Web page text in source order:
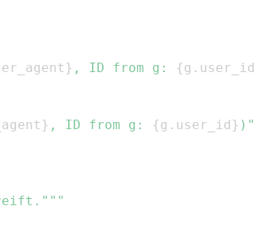
} , ID from g: {g . user_id
} , ID from g: {g . user_id } )"